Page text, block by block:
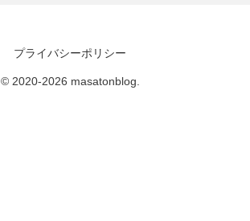
プライバシーポリシー
© 2020-2026 masatonblog.